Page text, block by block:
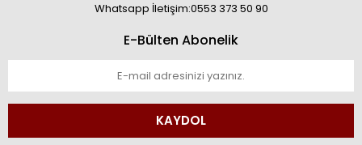
Whatsapp İletişim:0553 373 50 90
E-Bülten Abonelik
KAYDOL